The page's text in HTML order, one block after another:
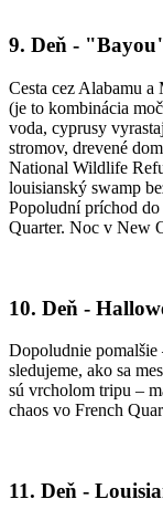
9. Deň -
Cesta cez Alabamu
(je to kombinácia
voda, cyprusy
stromov, drevené
National Wildlife
louisian­ský swamp
Popoludní príchod
Quarter. Noc v New
10. Deň -
Dopoludnie pomalšie
sledujeme, ako sa
sú vrcholom tripu –
chaos vo French
11. Deň -